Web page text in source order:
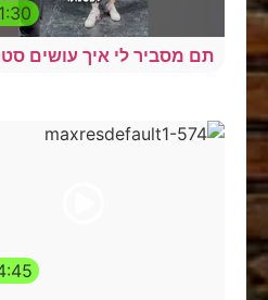
תם מסביר לי איך עושים